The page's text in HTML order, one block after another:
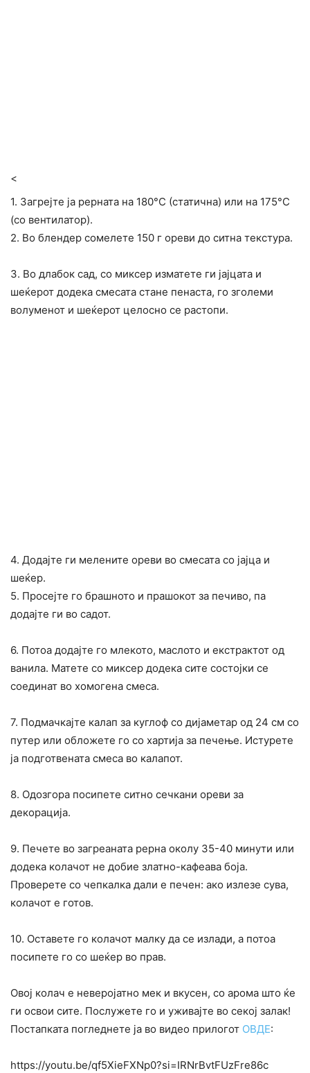
<
1. Загрејте ја рерната на 180°C (статична) или на 175°C
(со вентилатор).
2. Во блендер сомелете 150 г ореви до ситна текстура.
3. Во длабок сад, со миксер изматете ги јајцата и
шеќерот додека смесата стане пенаста, го зголеми
волуменот и шеќерот целосно се растопи.
4. Додајте ги мелените ореви во смесата со јајца и
шеќер.
5. Просејте го брашното и прашокот за печиво, па
додајте ги во садот.
6. Потоа додајте го млекото, маслото и екстрактот од
ванила. Матете со миксер додека сите состојки се
соединат во хомогена смеса.
7. Подмачкајте калап за куглоф со дијаметар од 24 см со
путер или обложете го со хартија за печење. Истурете
ја подготвената смеса во калапот.
8. Одозгора посипете ситно сечкани ореви за
декорација.
9. Печете во загреаната рерна околу 35-40 минути или
додека колачот не добие златно-кафеава боја.
Проверете со чепкалка дали е печен: ако излезе сува,
колачот е готов.
10. Оставете го колачот малку да се излади, а потоа
посипете го со шеќер во прав.
Овој колач е неверојатно мек и вкусен, со арома што ќе
ги освои сите. Послужете го и уживајте во секој залак!
Постапката погледнете ја во видео прилогот ОВДЕ:
https://youtu.be/qf5XieFXNp0?si=IRNrBvtFUzFre86c